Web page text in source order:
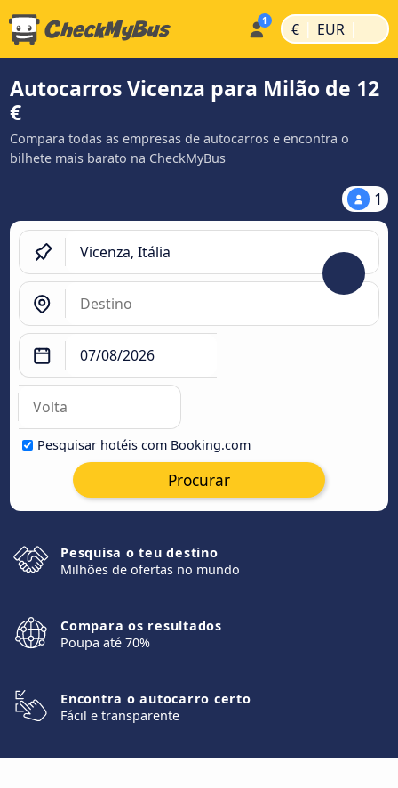
€ | EUR |
Autocarros Vicenza para Milão de 12
€
Compara todas as empresas de autocarros e encontra o
bilhete mais barato na CheckMyBus
1
Pesquisar hotéis com Booking.com
Procurar
Pesquisa o teu destino
Milhões de ofertas no mundo
Compara os resultados
Poupa até 70%
Encontra o autocarro certo
Fácil e transparente